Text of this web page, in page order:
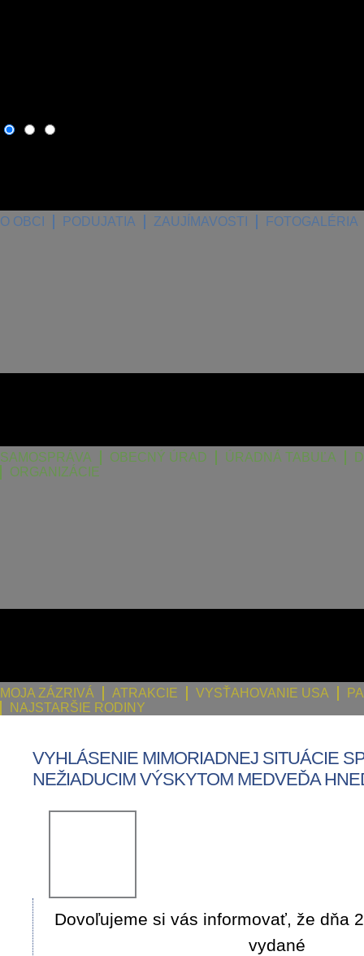
O OBCI PODUJATIA ZAUJÍMAVOSTI FOTOGALÉRIA
SAMOSPRÁVA OBECNÝ ÚRAD ÚRADNÁ TABUĽA
ORGANIZÁCIE
MOJA ZÁZRIVÁ ATRAKCIE VYSŤAHOVANIE USA
NAJSTARŠIE RODINY
VYHLÁSENIE MIMORIADNEJ SITUÁCIE
NEŽIADUCIM VÝSKYTOM MEDVEĎA
Dovoľujeme si vás informovať, že dňa
vydané